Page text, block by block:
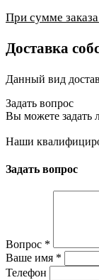
При сумме
Доставка
Данный вид
Задать вопрос
Вы можете задать
Наши
Задать вопрос
Вопрос *
Ваше имя *
Телефон